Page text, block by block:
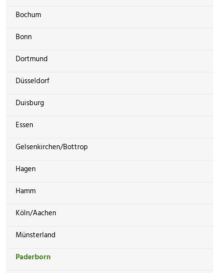
Bochum
Bonn
Dortmund
Düsseldorf
Duisburg
Essen
Gelsenkirchen/Bottrop
Hagen
Hamm
Köln/Aachen
Münsterland
Paderborn